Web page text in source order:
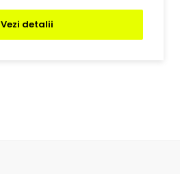
Vezi detalii